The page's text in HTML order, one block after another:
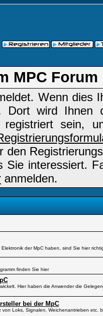
MPC Forum
Wenn
Dort wird Ihnen
registriert sein,
den
Sie interessiert.
anmelden.
der MpC haben, sind Sie hier
finden Sie hier
Hier haben die Anwender die
bei der MpC
Loks, Signalen, Weichenantrieben etc.